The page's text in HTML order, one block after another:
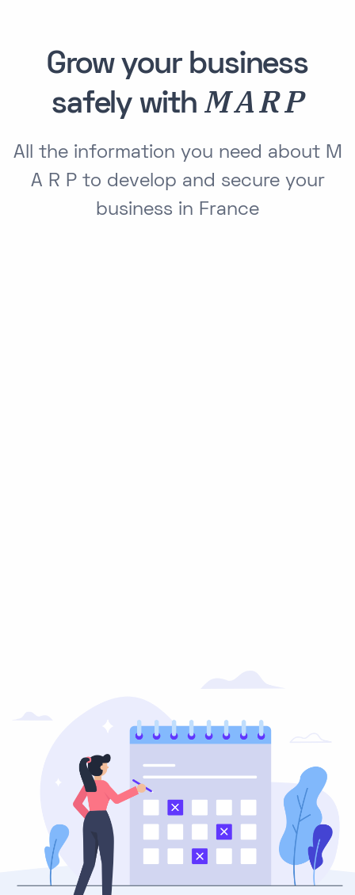
Grow your business
safely withM A R P
All the information you need about M
A R P to develop and secure your
business in France